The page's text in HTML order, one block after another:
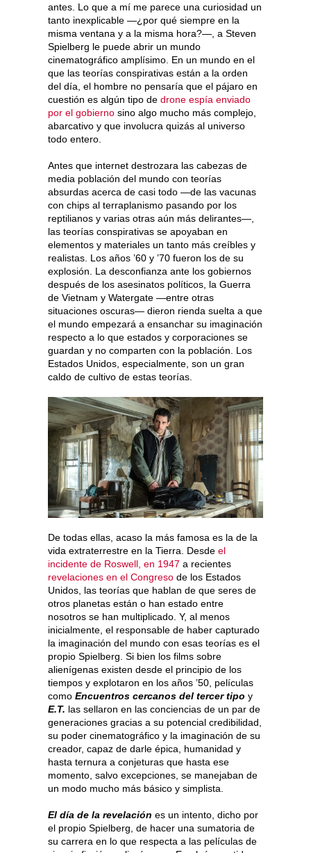
antes. Lo que a mí me parece una curiosidad un
tanto inexplicable —¿por qué siempre en la
misma ventana y a la misma hora?—, a Steven
Spielberg le puede abrir un mundo
cinematográfico amplísimo. En un mundo en el
que las teorías conspirativas están a la orden
del día, el hombre no pensaría que el pájaro en
cuestión es algún tipo de drone espía enviado
por el gobierno sino algo mucho más complejo,
abarcativo y que involucra quizás al universo
todo entero.
Antes que internet destrozara las cabezas de
media población del mundo con teorías
absurdas acerca de casi todo —de las vacunas
con chips al terraplanismo pasando por los
reptilianos y varias otras aún más delirantes—,
las teorías conspirativas se apoyaban en
elementos y materiales un tanto más creíbles y
realistas. Los años ’60 y ’70 fueron los de su
explosión. La desconfianza ante los gobiernos
después de los asesinatos políticos, la Guerra
de Vietnam y Watergate —entre otras
situaciones oscuras— dieron rienda suelta a que
el mundo empezará a ensanchar su imaginación
respecto a lo que estados y corporaciones se
guardan y no comparten con la población. Los
Estados Unidos, especialmente, son un gran
caldo de cultivo de estas teorías.
De todas ellas, acaso la más famosa es la de la
vida extraterrestre en la Tierra. Desde el
incidente de Roswell, en 1947 a recientes
revelaciones en el Congreso de los Estados
Unidos, las teorías que hablan de que seres de
otros planetas están o han estado entre
nosotros se han multiplicado. Y, al menos
inicialmente, el responsable de haber capturado
la imaginación del mundo con esas teorías es el
propio Spielberg. Si bien los films sobre
alienígenas existen desde el principio de los
tiempos y explotaron en los años ’50, películas
como Encuentros cercanos del tercer tipo y
E.T. las sellaron en las conciencias de un par de
generaciones gracias a su potencial credibilidad,
su poder cinematográfico y la imaginación de su
creador, capaz de darle épica, humanidad y
hasta ternura a conjeturas que hasta ese
momento, salvo excepciones, se manejaban de
un modo mucho más básico y simplista.
El día de la revelación es un intento, dicho por
el propio Spielberg, de hacer una sumatoria de
su carrera en lo que respecta a las películas de